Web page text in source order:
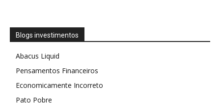
Blogs investimentos
Abacus Liquid
Pensamentos Financeiros
Economicamente Incorreto
Pato Pobre